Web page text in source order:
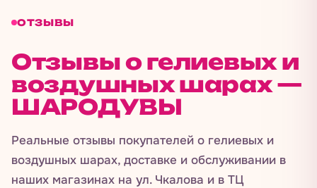
ОТЗЫВЫ
Отзывы о гелиевых и
воздушных шарах —
ШАРОДУВЫ
Реальные отзывы покупателей о гелиевых и
воздушных шарах, доставке и обслуживании в
наших магазинах на ул. Чкалова и в ТЦ